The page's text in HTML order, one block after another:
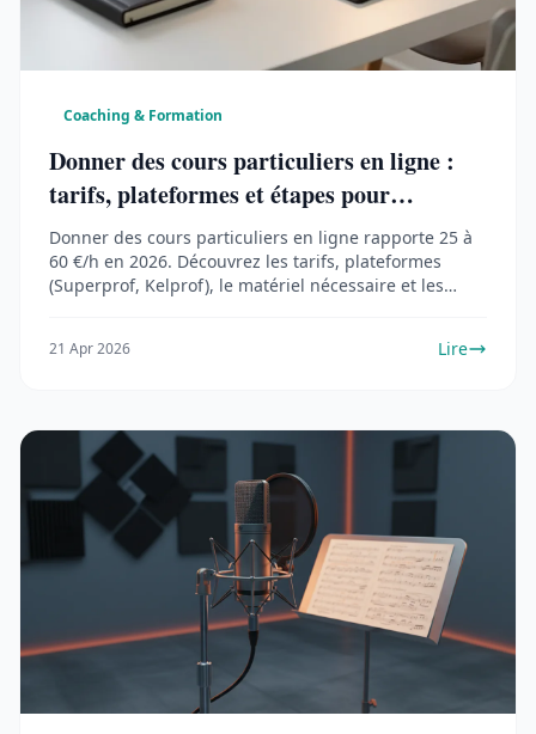
Coaching & Formation
Donner des cours particuliers en ligne :
tarifs, plateformes et étapes pour
démarrer (2026)
Donner des cours particuliers en ligne rapporte 25 à
60 €/h en 2026. Découvrez les tarifs, plateformes
(Superprof, Kelprof), le matériel nécessaire et les
21 Apr 2026 Lire